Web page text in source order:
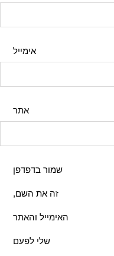
אימייל
אתר
שמור בדפדפן
זה את השם,
האימייל והאתר
שלי לפעם